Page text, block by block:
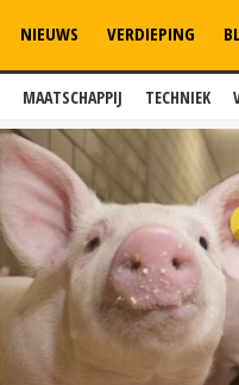
MAATSCHAPPIJ TECHNIEK
NIEUWS VERDIEPING